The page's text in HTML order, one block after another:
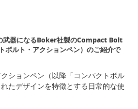
武器になるBoker社製のCompact Bolt
ルト・アクションペン）のご紹介で
ションペン（以降「コンパクトボル
たデザインを特徴とする日常的な使